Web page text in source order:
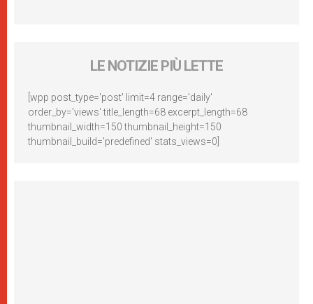
LE NOTIZIE PIÙ LETTE
[wpp post_type='post' limit=4 range='daily'
order_by='views' title_length=68 excerpt_length=68
thumbnail_width=150 thumbnail_height=150
thumbnail_build='predefined' stats_views=0]